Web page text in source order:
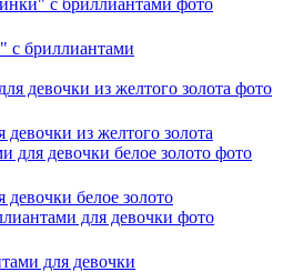
с бриллиантами
из желтого золота
белое золото
для девочки